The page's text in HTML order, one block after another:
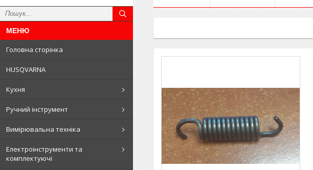
Головна сторінка
HUSQVARNA
Кухня
Ручний інструмент
Вимірювальна техніка
Електроінструменти та
комплектуючі